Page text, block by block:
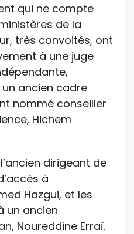
qui ne compte
de la
très convoités, ont
à une juge
ancien cadre
nommé conseiller
Hichem
dirigeant de
à
Hazgui, et les
un ancien
Noureddine Erraï.